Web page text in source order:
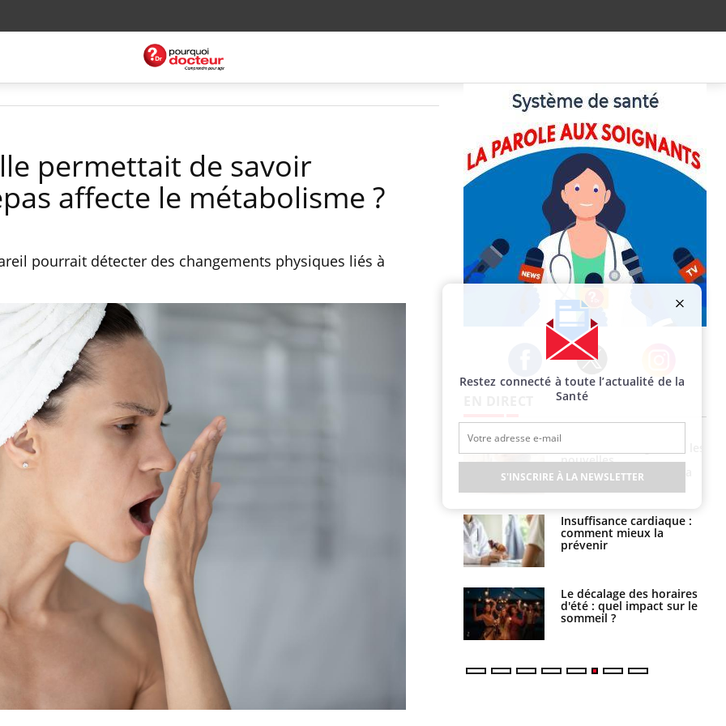
permettait de savoir
affecte le métabolisme ?
pourrait détecter des changements physiques liés à
Facebook Twitter Instagram
Légionellose en Suisse :
quelle est l’origine de la
contamination ?
Allergies alimentaires :
une nouvelle arme contre
les réactions sévères
Comment gérer le
sommeil des enfants en
nouvelles
recommandations de la
HAS
Insuffisance cardiaque :
comment mieux la
prévenir
Le décalage des horaires
d'été : quel impact sur le
sommeil ?
Restez connecté à toute l’actualité de la
Santé
S'INSCRIRE À LA NEWSLETTER